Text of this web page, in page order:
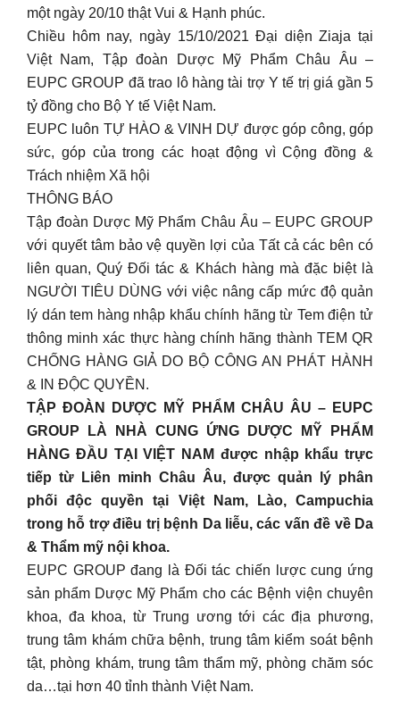
một ngày 20/10 thật Vui & Hạnh phúc.
Chiều hôm nay, ngày 15/10/2021 Đại diện Ziaja tại
Việt Nam, Tập đoàn Dược Mỹ Phẩm Châu Âu –
EUPC GROUP đã trao lô hàng tài trợ Y tế trị giá gần 5
tỷ đồng cho Bộ Y tế Việt Nam.
EUPC luôn TỰ HÀO & VINH DỰ được góp công, góp
sức, góp của trong các hoạt động vì Cộng đồng &
Trách nhiệm Xã hội
THÔNG BÁO
Tập đoàn Dược Mỹ Phẩm Châu Âu – EUPC GROUP
với quyết tâm bảo vệ quyền lợi của Tất cả các bên có
liên quan, Quý Đối tác & Khách hàng mà đặc biệt là
NGƯỜI TIÊU DÙNG với việc nâng cấp mức độ quản
lý dán tem hàng nhập khẩu chính hãng từ Tem điện tử
thông minh xác thực hàng chính hãng thành TEM QR
CHỐNG HÀNG GIẢ DO BỘ CÔNG AN PHÁT HÀNH
& IN ĐỘC QUYỀN.
TẬP ĐOÀN DƯỢC MỸ PHẨM CHÂU ÂU – EUPC
GROUP LÀ NHÀ CUNG ỨNG DƯỢC MỸ PHẨM
HÀNG ĐẦU TẠI VIỆT NAM được nhập khẩu trực
tiếp từ Liên minh Châu Âu, được quản lý phân
phối độc quyền tại Việt Nam, Lào, Campuchia
trong hỗ trợ điều trị bệnh Da liễu, các vấn đề về Da
& Thẩm mỹ nội khoa.
EUPC GROUP đang là Đối tác chiến lược cung ứng
sản phẩm Dược Mỹ Phẩm cho các Bệnh viện chuyên
khoa, đa khoa, từ Trung ương tới các địa phương,
trung tâm khám chữa bệnh, trung tâm kiểm soát bệnh
tật, phòng khám, trung tâm thẩm mỹ, phòng chăm sóc
da…tại hơn 40 tỉnh thành Việt Nam.